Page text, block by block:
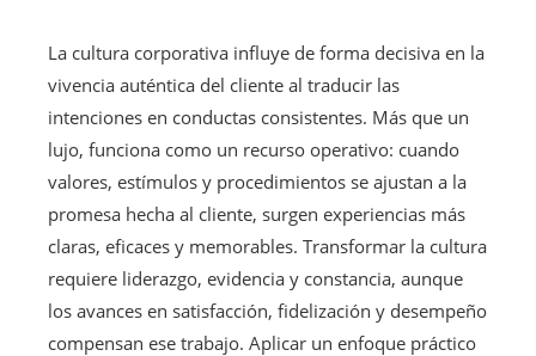
La cultura corporativa influye de forma decisiva en la
vivencia auténtica del cliente al traducir las
intenciones en conductas consistentes. Más que un
lujo, funciona como un recurso operativo: cuando
valores, estímulos y procedimientos se ajustan a la
promesa hecha al cliente, surgen experiencias más
claras, eficaces y memorables. Transformar la cultura
requiere liderazgo, evidencia y constancia, aunque
los avances en satisfacción, fidelización y desempeño
compensan ese trabajo. Aplicar un enfoque práctico